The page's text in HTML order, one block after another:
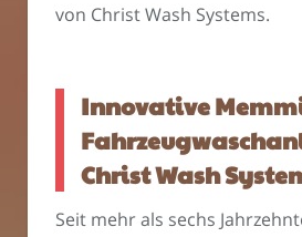
von Christ Wash Systems.
Innovative
Christ Wash
Seit mehr als sechs